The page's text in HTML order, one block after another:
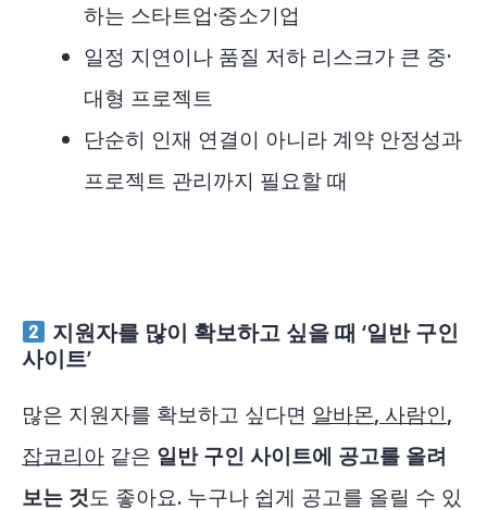
하는 스타트업·중소기업
일정 지연이나 품질 저하 리스크가 큰 중·
대형 프로젝트
단순히 인재 연결이 아니라 계약 안정성과
프로젝트 관리까지 필요할 때
지원자를 많이 확보하고 싶을 때 ‘일반 구인
사이트’
많은 지원자를 확보하고 싶다면 알바몬, 사람인,
잡코리아 같은 일반 구인 사이트에 공고를 올려
보는 것도 좋아요. 누구나 쉽게 공고를 올릴 수 있